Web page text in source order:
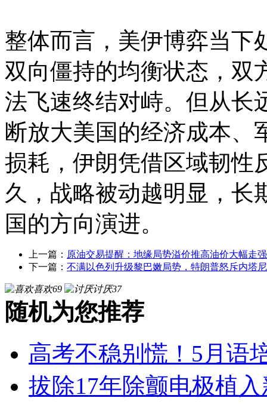
整体而言，美伊博弈当下
双向僵持的均衡状态，双
法飞速终结对峙。但从长
断放大美国的经济成本、
损耗，伊朗凭借区域韧性
久，战略被动越明显，长
国的方向演进。
上一篇： 原油交易提醒：地缘局势溢价推高油价大幅走
下一篇： 不满以色列升级黎巴嫩局势，特朗普怒斥内塔
喜欢69 讨厌37
随机为您推荐
高考不稳别慌！5月语
拔除17年除颤电极植